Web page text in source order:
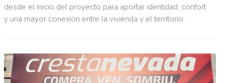
desde el inicio del proyecto para aportar identidad, confort
y una mayor conexión entre la vivienda y el territorio.